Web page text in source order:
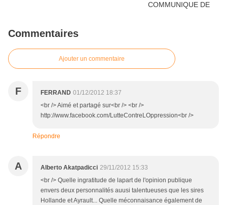
Commentaires
Ajouter un commentaire
F FERRAND 01/12/2012 18:37
<br /> Aimé et partagé sur<br /> <br />
http://www.facebook.com/LutteContreLOppression<br />
Répondre
A Alberto Akatpadicci 29/11/2012 15:33
<br /> Quelle ingratitude de lapart de l'opinion publique
envers deux personnalités auusi talentueuses que les sires
Hollande et Ayrault... Quelle méconnaisance également de